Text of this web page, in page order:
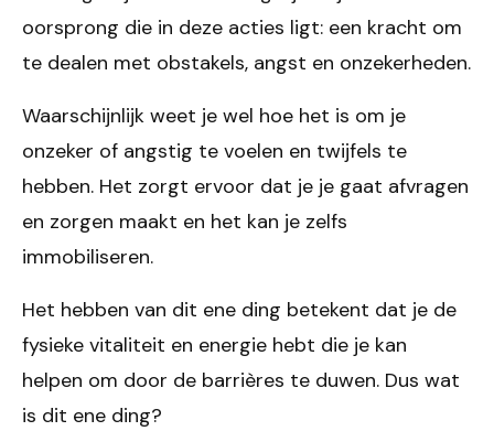
oorsprong die in deze acties ligt: een kracht om
te dealen met obstakels, angst en onzekerheden.
Waarschijnlijk weet je wel hoe het is om je
onzeker of angstig te voelen en twijfels te
hebben. Het zorgt ervoor dat je je gaat afvragen
en zorgen maakt en het kan je zelfs
immobiliseren.
Het hebben van dit ene ding betekent dat je de
fysieke vitaliteit en energie hebt die je kan
helpen om door de barrières te duwen. Dus wat
is dit ene ding?